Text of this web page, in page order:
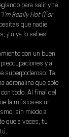
para salir y te
"I'm Really Hot (For
que nadie
¡tú ya lo sabes!
con un buen
y a
superpoderoso. Te
adrenalina que solo
todo. Al final del
la música es un
sin miedo a
que a veces, tu